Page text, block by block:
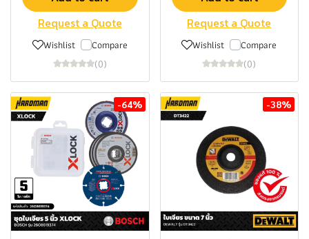
Request a Quote
Wishlist Compare
(0)
Request a Quote
Wishlist Compare
(0)
-64% -38%